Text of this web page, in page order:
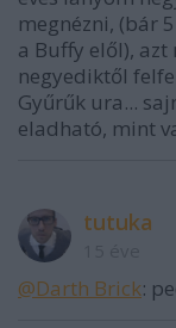
megnézni, (bár
a Buffy elől),
negyediktől
Gyűrűk ura...
eladható, mint
tutuka
@Darth Brick: